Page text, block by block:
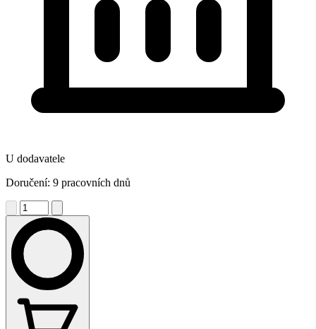
U dodavatele
Doručení: 9 pracovních dnů